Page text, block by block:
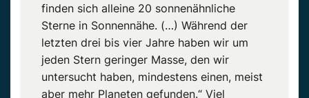
finden sich alleine 20 sonnenähnliche
Sterne in Sonnennähe. (…) Während der
letzten drei bis vier Jahre haben wir um
jeden Stern geringer Masse, den wir
untersucht haben, mindestens einen, meist
aber mehr Planeten gefunden.“ Viel